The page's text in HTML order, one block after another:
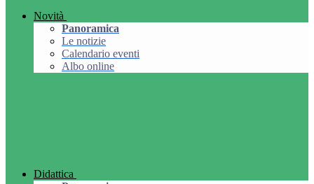
Novità
Panoramica
Le notizie
Calendario eventi
Albo online
Didattica